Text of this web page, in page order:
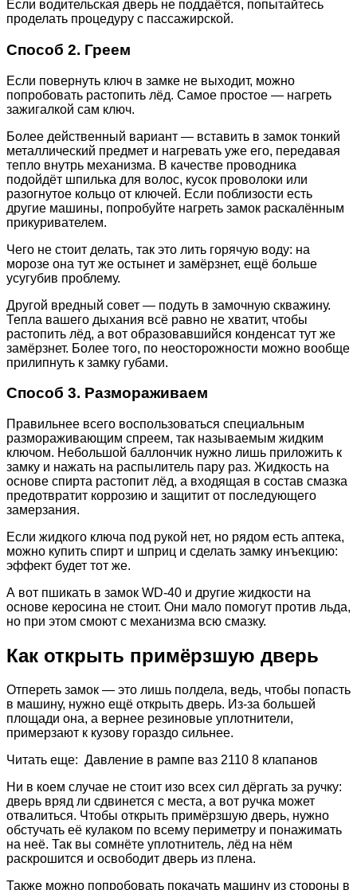
Если водительская дверь не поддаётся, попытайтесь
проделать процедуру с пассажирской.
Способ 2. Греем
Если повернуть ключ в замке не выходит, можно
попробовать растопить лёд. Самое простое — нагреть
зажигалкой сам ключ.
Более действенный вариант — вставить в замок тонкий
металлический предмет и нагревать уже его, передавая
тепло внутрь механизма. В качестве проводника
подойдёт шпилька для волос, кусок проволоки или
разогнутое кольцо от ключей. Если поблизости есть
другие машины, попробуйте нагреть замок раскалённым
прикуривателем.
Чего не стоит делать, так это лить горячую воду: на
морозе она тут же остынет и замёрзнет, ещё больше
усугубив проблему.
Другой вредный совет — подуть в замочную скважину.
Тепла вашего дыхания всё равно не хватит, чтобы
растопить лёд, а вот образовавшийся конденсат тут же
замёрзнет. Более того, по неосторожности можно вообще
прилипнуть к замку губами.
Способ 3. Размораживаем
Правильнее всего воспользоваться специальным
размораживающим спреем, так называемым жидким
ключом. Небольшой баллончик нужно лишь приложить к
замку и нажать на распылитель пару раз. Жидкость на
основе спирта растопит лёд, а входящая в состав смазка
предотвратит коррозию и защитит от последующего
замерзания.
Если жидкого ключа под рукой нет, но рядом есть аптека,
можно купить спирт и шприц и сделать замку инъекцию:
эффект будет тот же.
А вот пшикать в замок WD-40 и другие жидкости на
основе керосина не стоит. Они мало помогут против льда,
но при этом смоют с механизма всю смазку.
Как открыть примёрзшую дверь
Отпереть замок — это лишь полдела, ведь, чтобы попасть
в машину, нужно ещё открыть дверь. Из-за большей
площади она, а вернее резиновые уплотнители,
примерзают к кузову гораздо сильнее.
Читать еще: Давление в рампе ваз 2110 8 клапанов
Ни в коем случае не стоит изо всех сил дёргать за ручку:
дверь вряд ли сдвинется с места, а вот ручка может
отвалиться. Чтобы открыть примёрзшую дверь, нужно
обстучать её кулаком по всему периметру и понажимать
на неё. Так вы сомнёте уплотнитель, лёд на нём
раскрошится и освободит дверь из плена.
Также можно попробовать покачать машину из стороны в